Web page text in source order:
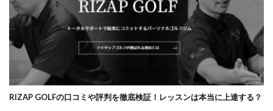
RIZAP GOLFの口コミや評判を徹底検証！レッスンは本当に上達する？